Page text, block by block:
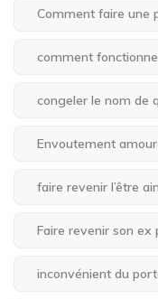
Comment faire une
comment
congeler le nom de
Envoutement
faire revenir l’être
Faire revenir son ex
inconvénient du